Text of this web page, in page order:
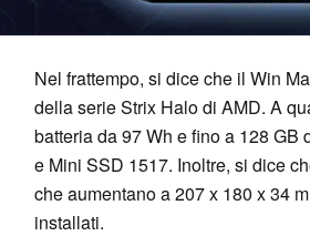
Nel frattempo, si dice che il Win
della serie Strix Halo di AMD. A
batteria da 97 Wh e fino a 128 GB
e Mini SSD 1517. Inoltre, si dice
che aumentano a 207 x 180 x 34
installati.